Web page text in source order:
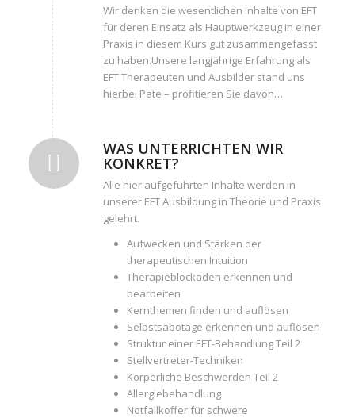
Wir denken die wesentlichen Inhalte von EFT
für deren Einsatz als Hauptwerkzeug in einer
Praxis in diesem Kurs gut zusammengefasst
zu haben.Unsere langjährige Erfahrung als
EFT Therapeuten und Ausbilder stand uns
hierbei Pate – profitieren Sie davon…
WAS UNTERRICHTEN WIR
KONKRET?
Alle hier aufgeführten Inhalte werden in
unserer EFT Ausbildung in Theorie und Praxis
gelehrt.
Aufwecken und Stärken der
therapeutischen Intuition
Therapieblockaden erkennen und
bearbeiten
Kernthemen finden und auflösen
Selbstsabotage erkennen und auflösen
Struktur einer EFT-Behandlung Teil 2
Stellvertreter-Techniken
Körperliche Beschwerden Teil 2
Allergiebehandlung
Notfallkoffer für schwere